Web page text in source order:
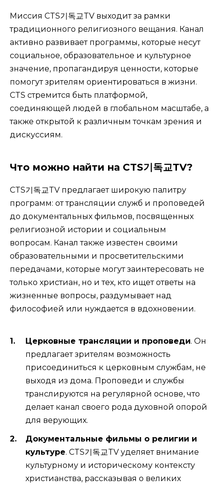
Миссия CTS기독교TV выходит за рамки
традиционного религиозного вещания. Канал
активно развивает программы, которые несут
социальное, образовательное и культурное
значение, пропагандируя ценности, которые
помогут зрителям ориентироваться в жизни.
CTS стремится быть платформой,
соединяющей людей в глобальном масштабе, а
также открытой к различным точкам зрения и
дискуссиям.
Что можно найти на CTS기독교TV?
CTS기독교TV предлагает широкую палитру
программ: от трансляции служб и проповедей
до документальных фильмов, посвященных
религиозной истории и социальным
вопросам. Канал также известен своими
образовательными и просветительскими
передачами, которые могут заинтересовать не
только христиан, но и тех, кто ищет ответы на
жизненные вопросы, раздумывает над
философией или нуждается в вдохновении.
Церковные трансляции и проповеди. Он
предлагает зрителям возможность
присоединиться к церковным службам, не
выходя из дома. Проповеди и службы
транслируются на регулярной основе, что
делает канал своего рода духовной опорой
для верующих.
Документальные фильмы о религии и
культуре. CTS기독교TV уделяет внимание
культурному и историческому контексту
христианства, рассказывая о великих